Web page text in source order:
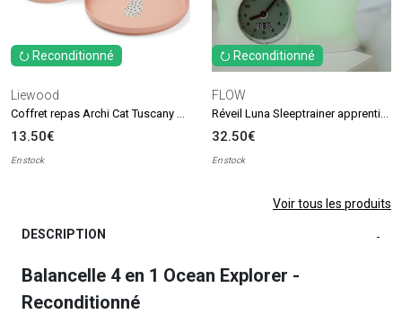
⭮ Reconditionné
Liewood
13.50€
En stock
⭮ Reconditionné
FLOW
32.50€
En stock
Voir tous les produits
DESCRIPTION -
Balancelle 4 en 1 Ocean Explorer -
Reconditionné